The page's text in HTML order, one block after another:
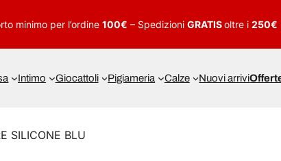
minimo per l’ordine 100€ – Spedizioni GRATISoltre i 250€
Intimo Giocattoli Pigiameria Calze Nuovi arrivi
SILICONE BLU